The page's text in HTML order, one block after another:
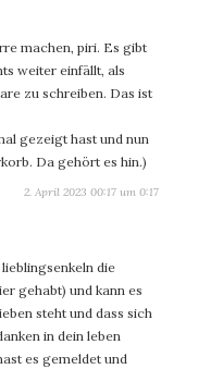
machen, piri. Es gibt
weiter einfällt, als
zu schreiben. Das ist
gezeigt hast und nun
Da gehört es hin.)
2. April 2023 00:17 um 0:17
die
gehabt) und kann es
steht und dass sich
in dein leben
es gemeldet und